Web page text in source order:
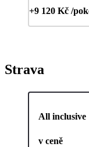
+9 120 Kč /
Strava
All inclusive
v ceně